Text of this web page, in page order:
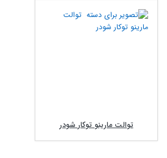
توالت مارینو توکار شودر